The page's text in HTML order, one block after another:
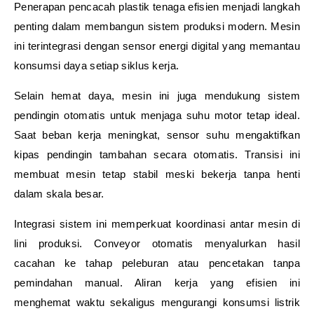
Penerapan pencacah plastik tenaga efisien menjadi langkah
penting dalam membangun sistem produksi modern. Mesin
ini terintegrasi dengan sensor energi digital yang memantau
konsumsi daya setiap siklus kerja.
Selain hemat daya, mesin ini juga mendukung sistem
pendingin otomatis untuk menjaga suhu motor tetap ideal.
Saat beban kerja meningkat, sensor suhu mengaktifkan
kipas pendingin tambahan secara otomatis. Transisi ini
membuat mesin tetap stabil meski bekerja tanpa henti
dalam skala besar.
Integrasi sistem ini memperkuat koordinasi antar mesin di
lini produksi. Conveyor otomatis menyalurkan hasil
cacahan ke tahap peleburan atau pencetakan tanpa
pemindahan manual. Aliran kerja yang efisien ini
menghemat waktu sekaligus mengurangi konsumsi listrik